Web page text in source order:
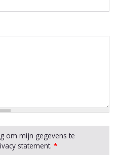
om mijn gegevens te
statement. *